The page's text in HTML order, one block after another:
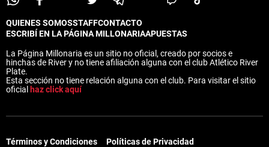
QUIENES SOMOSSTAFFCONTACTO
ESCRIBÍ EN LA PÁGINA MILLONARIAAPUESTAS
La Página Millonaria es un sitio no oficial, creado por socios e
hinchas de River y no tiene afiliación alguna con el club Atlético River
Plate.
Esta sección no tiene relación alguna con el club. Para visitar el sitio
oficial haz click aquí
Términos y Condiciones
Políticas de Privacidad